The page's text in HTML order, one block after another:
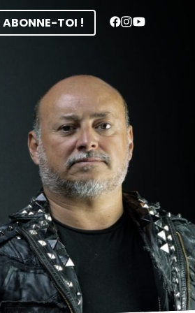
ABONNE-TOI !